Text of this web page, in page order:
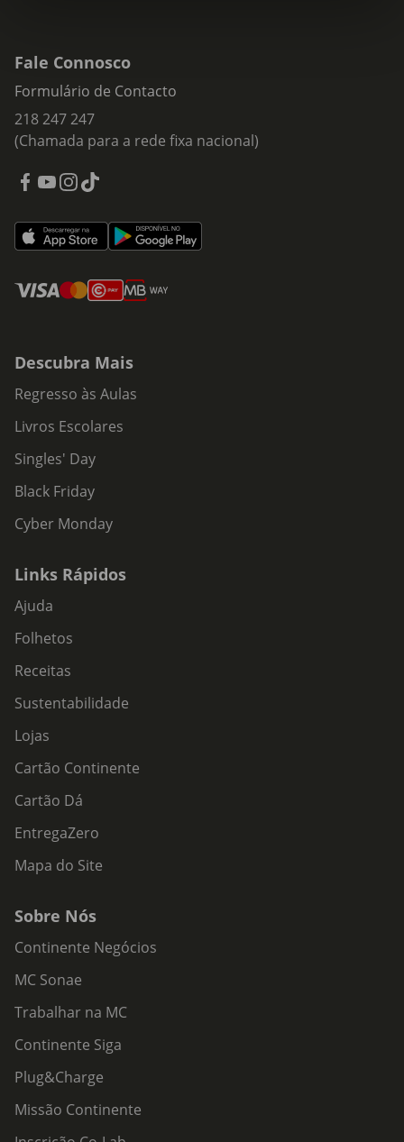
Fale Connosco
Formulário de Contacto
218 247 247
(Chamada para a rede fixa nacional)
Descubra Mais
Regresso às Aulas
Livros Escolares
Singles' Day
Black Friday
Cyber Monday
Links Rápidos
Ajuda
Folhetos
Receitas
Sustentabilidade
Lojas
Cartão Continente
Cartão Dá
EntregaZero
Mapa do Site
Sobre Nós
Continente Negócios
MC Sonae
Trabalhar na MC
Continente Siga
Plug&Charge
Missão Continente